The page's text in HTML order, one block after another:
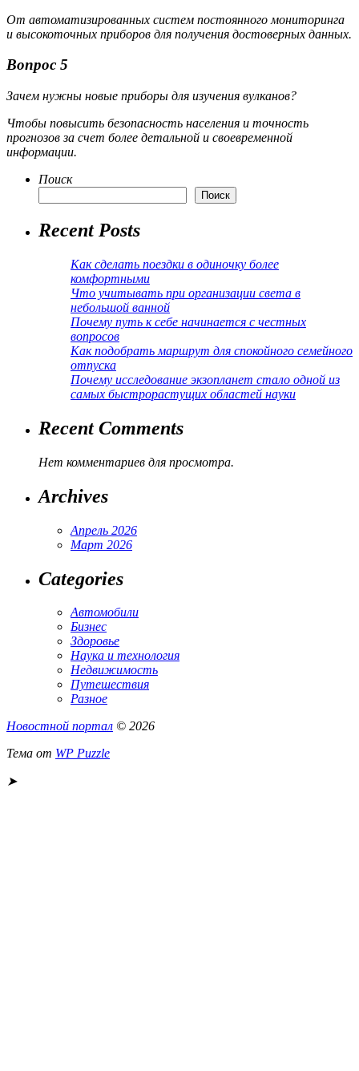
От автоматизированных систем постоянного мониторинга
и высокоточных приборов для получения достоверных данных.
Вопрос 5
Зачем нужны новые приборы для изучения вулканов?
Чтобы повысить безопасность населения и точность
прогнозов за счет более детальной и своевременной
информации.
Поиск
Поиск
Recent Posts
Как сделать поездки в одиночку более
комфортными
Что учитывать при организации света в
небольшой ванной
Почему путь к себе начинается с честных
вопросов
Как подобрать маршрут для спокойного семейного
отпуска
Почему исследование экзопланет стало одной из
самых быстрорастущих областей науки
Recent Comments
Нет комментариев для просмотра.
Archives
Апрель 2026
Март 2026
Categories
Автомобили
Бизнес
Здоровье
Наука и технология
Недвижимость
Путешествия
Разное
Новостной портал © 2026
Тема от WP Puzzle
➤